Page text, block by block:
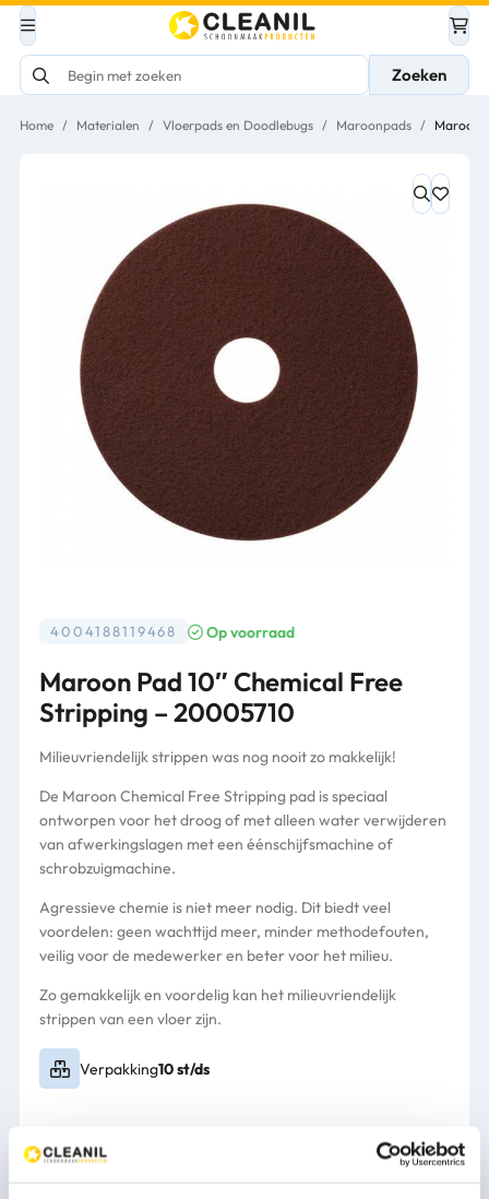
Zoeken
Home / Materialen / Vloerpads en Doodlebugs / Maroonpads / Maroon
4004188119468 Op voorraad
Maroon Pad 10″ Chemical Free
Stripping – 20005710
Milieuvriendelijk strippen was nog nooit zo makkelijk!
De Maroon Chemical Free Stripping pad is speciaal
ontworpen voor het droog of met alleen water verwijderen
van afwerkingslagen met een éénschijfsmachine of
schrobzuigmachine.
Agressieve chemie is niet meer nodig. Dit biedt veel
voordelen: geen wachttijd meer, minder methodefouten,
veilig voor de medewerker en beter voor het milieu.
Zo gemakkelijk en voordelig kan het milieuvriendelijk
strippen van een vloer zijn.
Verpakking10 st/ds
49,31
Maroon
Pad